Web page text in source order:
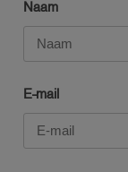
Naam
E-mail